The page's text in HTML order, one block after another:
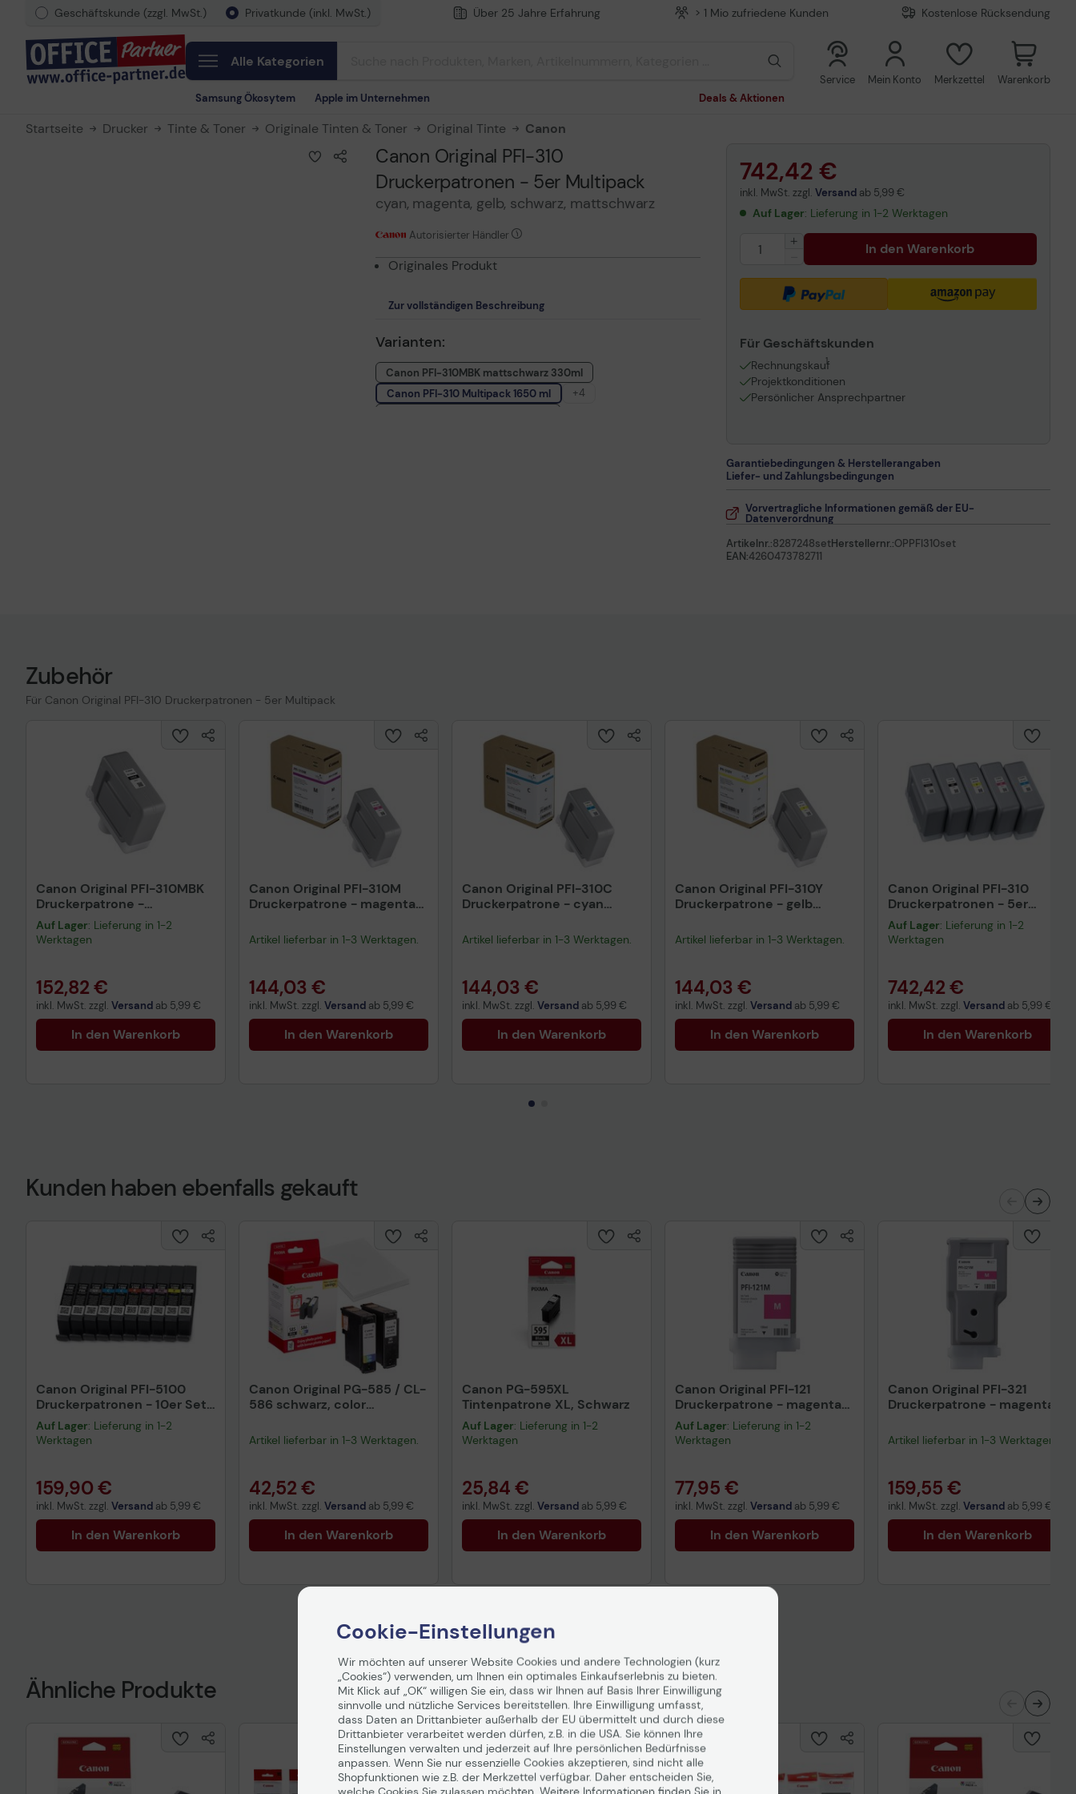
Geschäftskunde (zzgl. MwSt.) Privatkunde (inkl. MwSt.) Über 25 Jahre Erfahrung > 1 Mio zufriedene Kunden Kostenlose Rücksendung
Alle Kategorien
Samsung Ökosytem Apple im Unternehmen Deals & Aktionen
Service Mein Konto Merkzettel Warenkorb
Startseite Drucker Tinte & Toner Originale Tinten & Toner Original Tinte Canon
Canon Original PFI-310
Druckerpatronen - 5er Multipack
cyan, magenta, gelb, schwarz, mattschwarz
Autorisierter Händler
Originales Produkt
Zur vollständigen Beschreibung
Varianten:
Canon PFI-310MBK mattschwarz 330ml
Canon PFI-310 Multipack 1650 ml
+4
742,42 €
inkl. MwSt. zzgl. Versandab 5,99 €
Auf Lager: Lieferung in 1-2 Werktagen
In den Warenkorb
Für Geschäftskunden
Rechnungskauf
1
Projektkonditionen
Persönlicher Ansprechpartner
Garantiebedingungen & Herstellerangaben
Liefer- und Zahlungsbedingungen
Vorvertragliche Informationen gemäß der EU-
Datenverordnung
Artikelnr.:8287248setHerstellernr.:OPPFI310set
EAN:4260473782711
Zubehör
Für Canon Original PFI-310 Druckerpatronen - 5er Multipack
Canon Original PFI-310MBK
Druckerpatrone -
mattschwarz (2358C001AA)
Auf Lager: Lieferung in 1-2
Werktagen
152,82 €
inkl. MwSt. zzgl. Versand ab 5,99 €
In den Warenkorb
Canon Original PFI-310M
Druckerpatrone - magenta
Artikel lieferbar in 1-3 Werktagen.
144,03 €
inkl. MwSt. zzgl. Versand ab 5,99 €
In den Warenkorb
Canon Original PFI-310C
Druckerpatrone - cyan
Artikel lieferbar in 1-3 Werktagen.
144,03 €
inkl. MwSt. zzgl. Versand ab 5,99 €
In den Warenkorb
Canon Original PFI-310Y
Druckerpatrone - gelb
Artikel lieferbar in 1-3 Werktagen.
144,03 €
inkl. MwSt. zzgl. Versand ab 5,99 €
In den Warenkorb
Canon Original PFI-310
Druckerpatronen - 5er
Multipack
Auf Lager: Lieferung in 1-2
Werktagen
742,42 €
inkl. MwSt. zzgl. Versand ab 5,99 €
In den Warenkorb
Kunden haben ebenfalls gekauft
Canon Original PFI-5100
Druckerpatronen - 10er Set
Multipack C, M, Y, PBK, MBK,
GY, PC, PM, R, CO
Auf Lager: Lieferung in 1-2
Werktagen
159,90 €
inkl. MwSt. zzgl. Versand ab 5,99 €
In den Warenkorb
Canon Original PG-585 / CL-
586 schwarz, color
Fotopapier, 2er-Set
Artikel lieferbar in 1-3 Werktagen.
42,52 €
inkl. MwSt. zzgl. Versand ab 5,99 €
In den Warenkorb
Canon PG-595XL
Tintenpatrone XL, Schwarz
Auf Lager: Lieferung in 1-2
Werktagen
25,84 €
inkl. MwSt. zzgl. Versand ab 5,99 €
In den Warenkorb
Canon Original PFI-121
Druckerpatrone - magenta
6267C001
Auf Lager: Lieferung in 1-2
Werktagen
77,95 €
inkl. MwSt. zzgl. Versand ab 5,99 €
In den Warenkorb
Canon Original PFI-321
Druckerpatrone - magenta
Artikel lieferbar in 1-3 Werktagen.
159,55 €
inkl. MwSt. zzgl. Versand ab 5,99 €
In den Warenkorb
Ähnliche Produkte
Cookie-Einstellungen
Wir möchten auf unserer Website Cookies und andere Technologien (kurz
„Cookies“) verwenden, um Ihnen ein optimales Einkaufserlebnis zu bieten.
Mit Klick auf „OK“ willigen Sie ein, dass wir Ihnen auf Basis Ihrer Einwilligung
sinnvolle und nützliche Services bereitstellen. Ihre Einwilligung umfasst,
dass Daten an Drittanbieter außerhalb der EU übermittelt und durch diese
Drittanbieter verarbeitet werden dürfen, z.B. in die USA. Sie können Ihre
Einstellungen verwalten und jederzeit auf Ihre persönlichen Bedürfnisse
anpassen. Wenn Sie nur essenzielle Cookies akzeptieren, sind nicht alle
Shopfunktionen wie z.B. der Merkzettel verfügbar. Daher entscheiden Sie,